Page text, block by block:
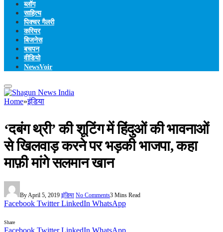
ब्लॉग
साहित्य
पिक्चर गैलरी
करियर
बिजनेस
बचपन
वीडियो
NewsVoir
Home»इंडिया
‘दबंग थ्री’ की शूटिंग में हिंदुओं की भावनाओं
से खिलवाड़ करने पर भड़की भाजपा, कहा
माफ़ी मांगे सलमान खान
ByApril 5, 2019 इंडिया No Comments3 Mins Read
Facebook Twitter LinkedIn WhatsApp
Share